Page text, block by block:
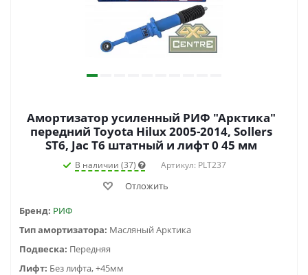
Амортизатор усиленный РИФ "Арктика"
передний Toyota Hilux 2005-2014, Sollers
ST6, Jac T6 штатный и лифт 0 45 мм
В наличии (37) Артикул: PLT237
Отложить
Бренд: РИФ
Тип амортизатора: Масляный Арктика
Подвеска: Передняя
Лифт: Без лифта, +45мм